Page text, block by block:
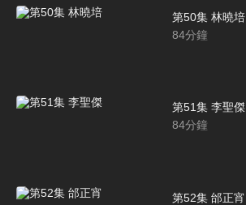
第50集 林曉培
84分鐘
第51集 李聖傑
84分鐘
第52集 邰正宵